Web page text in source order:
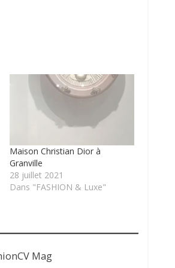
Maison Christian Dior à
Granville
28 juillet 2021
Dans "FASHION & Luxe"
Mag